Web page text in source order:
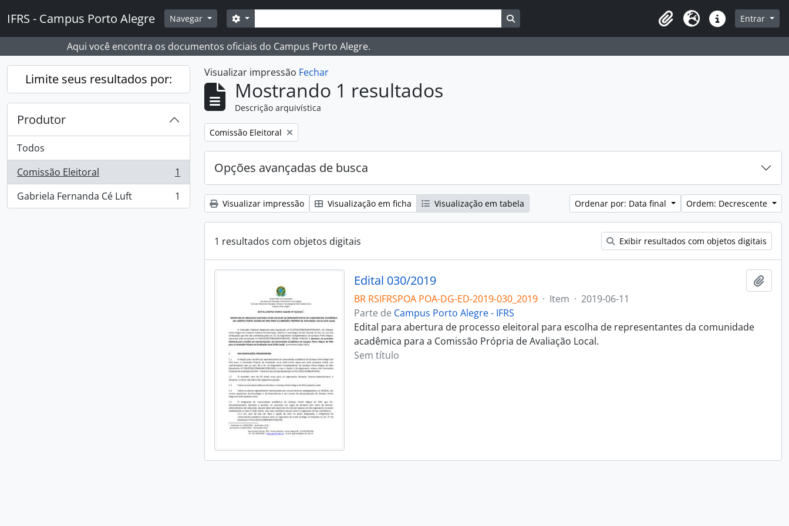
IFRS - Campus Porto Alegre Navegar Buscar
Opções de busca Busque na página de navegação
Idioma Atalhos Entrar
Aqui você encontra os documentos oficiais do Campus Porto Alegre.
Limite seus resultados por:
Produtor
Todos
Comissão Eleitoral
, 1 resultados
1
Gabriela Fernanda Cé Luft
, 1 resultados 1
Visualizar impressão Fechar
Mostrando 1 resultados
Descrição arquivística
Remover filtro:
Comissão Eleitoral
Opções avançadas de busca
Visualizar impressão Visualização em ficha Visualização em tabela Ordenar por: Data final Ordem: Decrescente
1 resultados com objetos digitais Exibir resultados com objetos digitais
Edital 030/2019
BR RSIFRSPOA POA-DG-ED-2019-030_2019 · Item · 2019-06-11
Parte de Campus Porto Alegre - IFRS
Edital para abertura de processo eleitoral para escolha de representantes da comunidade
acadêmica para a Comissão Própria de Avaliação Local.
Sem título